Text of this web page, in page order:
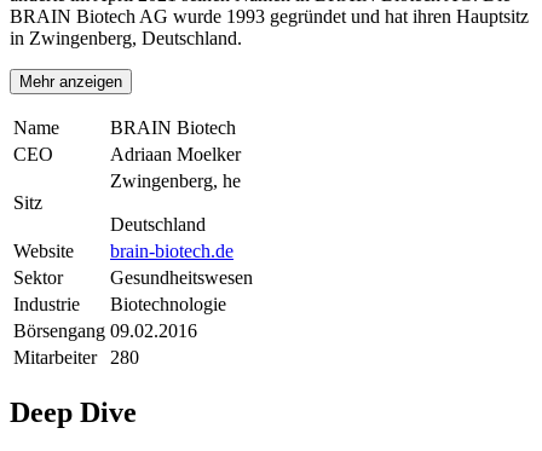
BRAIN Biotech AG wurde 1993 gegründet und hat ihren Hauptsitz
in Zwingenberg, Deutschland.
Mehr anzeigen
Name
BRAIN Biotech
CEO
Adriaan Moelker
Sitz
Zwingenberg, he
Deutschland
Website
brain-biotech.de
Sektor
Gesundheitswesen
Industrie
Biotechnologie
Börsengang 09.02.2016
Mitarbeiter
280
Deep Dive